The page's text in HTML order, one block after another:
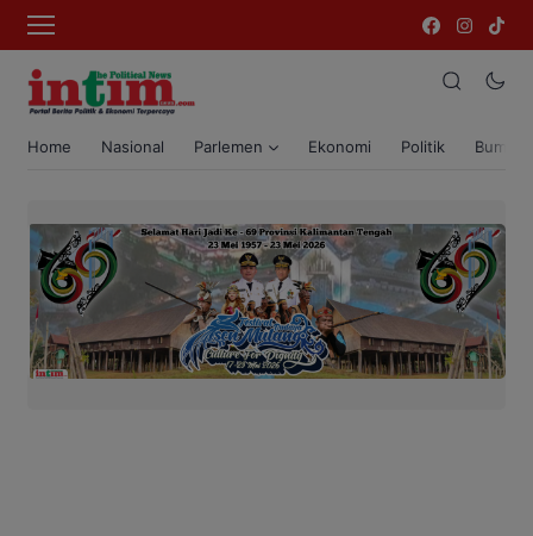
Home Nasional Parlemen Ekonomi Politik Bumi